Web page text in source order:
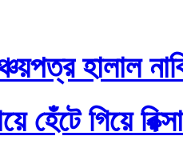
হালাল
হেঁটে গিয়ে